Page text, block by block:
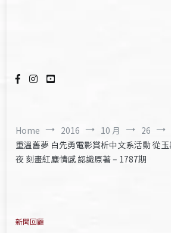
Home 2016 10 月
26
重溫舊夢 白先勇電影賞析中文系活動 從
夜 刻畫紅塵情感 認識原著 – 1787期
新聞回顧